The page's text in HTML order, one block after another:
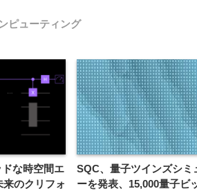
ピューティング
な時空間エ
のクリフォ
SQC、量子ツインズシミ
ーを発表、15,000量子ビ